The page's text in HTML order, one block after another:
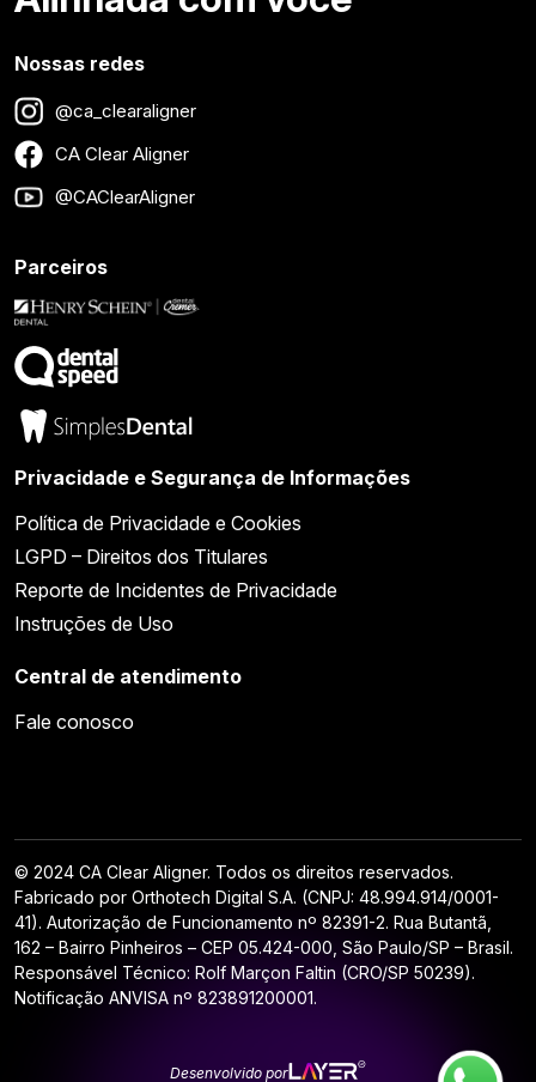
Nossas redes
@ca_clearaligner
CA Clear Aligner
@CAClearAligner
Parceiros
Privacidade e Segurança de Informações
Política de Privacidade e Cookies
LGPD – Direitos dos Titulares
Reporte de Incidentes de Privacidade
Instruções de Uso
Central de atendimento
Fale conosco
© 2024 CA Clear Aligner. Todos os direitos reservados.
Fabricado por Orthotech Digital S.A. (CNPJ: 48.994.914/0001-
41). Autorização de Funcionamento nº 82391-2. Rua Butantã,
162 – Bairro Pinheiros – CEP 05.424-000, São Paulo/SP – Brasil.
Responsável Técnico: Rolf Marçon Faltin (CRO/SP 50239).
Notificação ANVISA nº 823891200001.
Desenvolvido por